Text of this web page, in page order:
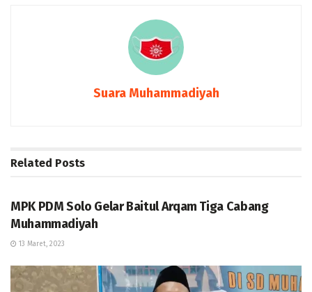
Suara Muhammadiyah
Related Posts
MPK PDM Solo Gelar Baitul Arqam Tiga Cabang
Muhammadiyah
13 Maret, 2023